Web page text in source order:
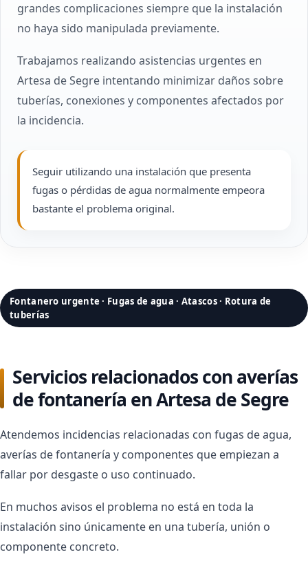
grandes complicaciones siempre que la instalación
no haya sido manipulada previamente.
Trabajamos realizando asistencias urgentes en
Artesa de Segre intentando minimizar daños sobre
tuberías, conexiones y componentes afectados por
la incidencia.
Seguir utilizando una instalación que presenta
fugas o pérdidas de agua normalmente empeora
bastante el problema original.
Fontanero urgente · Fugas de agua · Atascos · Rotura de
tuberías
Servicios relacionados con averías
de fontanería en Artesa de Segre
Atendemos incidencias relacionadas con fugas de agua,
averías de fontanería y componentes que empiezan a
fallar por desgaste o uso continuado.
En muchos avisos el problema no está en toda la
instalación sino únicamente en una tubería, unión o
componente concreto.